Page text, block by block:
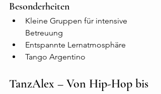
Besonderheiten
Kleine Gruppen für intensive
Betreuung
Entspannte Lernatmosphäre
Tango Argentino
TanzAlex – Von Hip-Hop bis